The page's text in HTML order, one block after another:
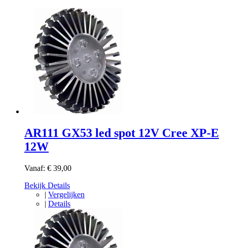
AR111 GX53 led spot 12V Cree XP-E
12W
Vanaf: € 39,00
Bekijk Details
| Vergelijken
| Details